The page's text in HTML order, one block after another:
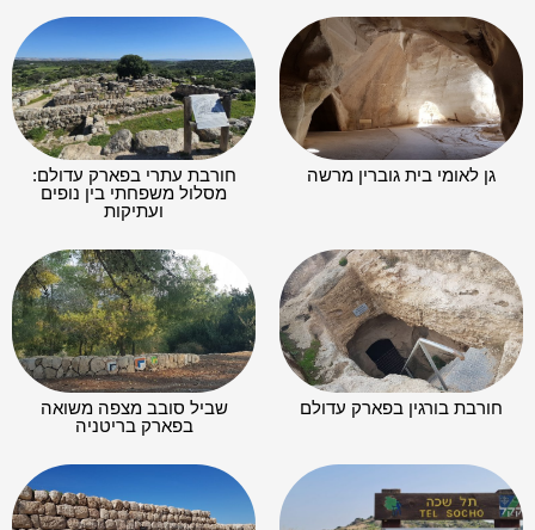
גן לאומי בית גוברין מרשה
חורבת עתרי בפארק עדולם:
מסלול משפחתי בין נופים
ועתיקות
חורבת בורגין בפארק עדולם
שביל סובב מצפה משואה
בפארק בריטניה